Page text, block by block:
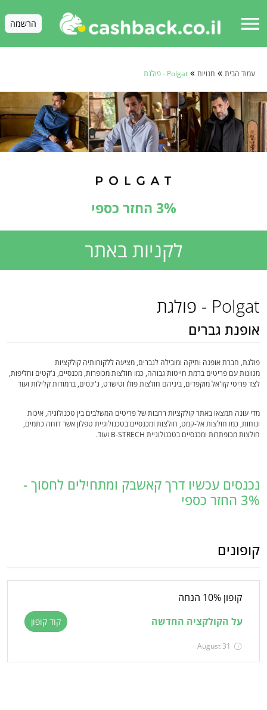
menu הרשמה
עמוד הבית » חנויות » Polgat - פולגת
3% החזר כספי
לקניות באתר
Polgat - פולגת
אופנת גברים
פולגת, חברת אופנה ותיקה ומובילה לגברים, מציעה ללקוחותיה קולקציות
מגוונות עם פריטים ברמת חייטות גבוהה, כמו חולצות מכופרות, מכנסיים, ג'קטים וחליפות,
לצד פריטי קזו'אל מוקפדים, ביניהם חולצות פולו וטישרט, ג'ינסים, ברמודות קלילות ועוד
מדי עונה תמצאו באתר קולקציות רחבות של פריטים המשלבים בין טכנולוגיה, איכות
ונוחות, כמו חולצות אל-קמט, חולצות ומכנסיים בטכנולוגיית טפלון אשר דוחה כתמים,
חולצות מכופתרות ומכנסיים בטכנולוגיית B-STRECH ועוד.
נכנסים עכשיו דרך קאשבק ומתחילים לחסוך -
3% החזר כספי
קופונים
קופון 10% הנחה
על הקולקציה החדשה
August 31
קוד קופון